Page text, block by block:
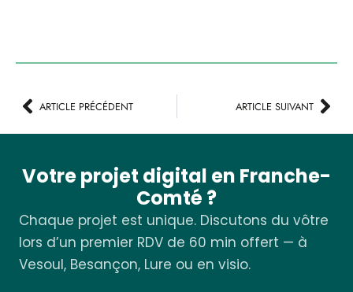
ARTICLE PRÉCÉDENT ARTICLE SUIVANT
Votre projet digital en Franche-
Comté ?
Chaque projet est unique. Discutons du vôtre
lors d’un premier RDV de 60 min offert — à
Vesoul, Besançon, Lure ou en visio.